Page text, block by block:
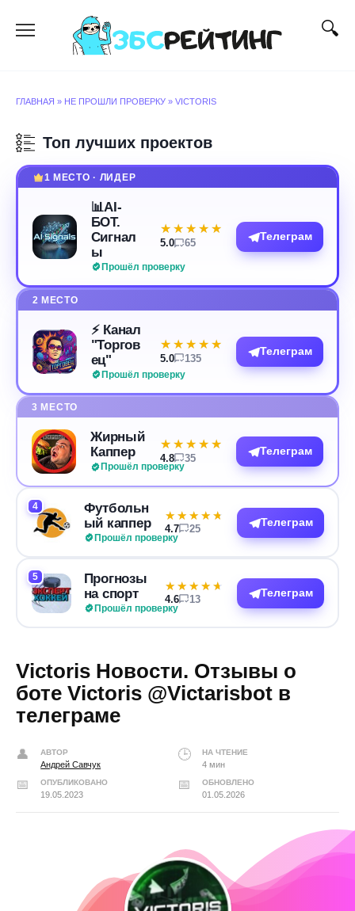
содержанию
ГЛАВНАЯ » НЕ ПРОШЛИ ПРОВЕРКУ » VICTORIS
Топ лучших проектов
1 МЕСТО · ЛИДЕР
📊AI-
БОТ.
Сигнал
ы
Прошёл проверку
★★★★★
★★★★★
5.0 65
Телеграм
2 МЕСТО
⚡️ Канал
"Торгов
ец"
Прошёл проверку
★★★★★
★★★★★
5.0 135
Телеграм
3 МЕСТО
Жирный
Каппер
Прошёл проверку
★★★★★
★★★★★
4.8 35
Телеграм
4
Футбольн
ый каппер
Прошёл проверку
★★★★★
★★★★★
4.7 25
Телеграм
5
Прогнозы
на спорт
Прошёл проверку
★★★★★
★★★★★
4.6 13
Телеграм
Victoris Новости. Отзывы о
боте Victoris @Victarisbot в
телеграме
АВТОР
Андрей Савчук
НА ЧТЕНИЕ
4 мин
ОПУБЛИКОВАНО
19.05.2023
ОБНОВЛЕНО
01.05.2026